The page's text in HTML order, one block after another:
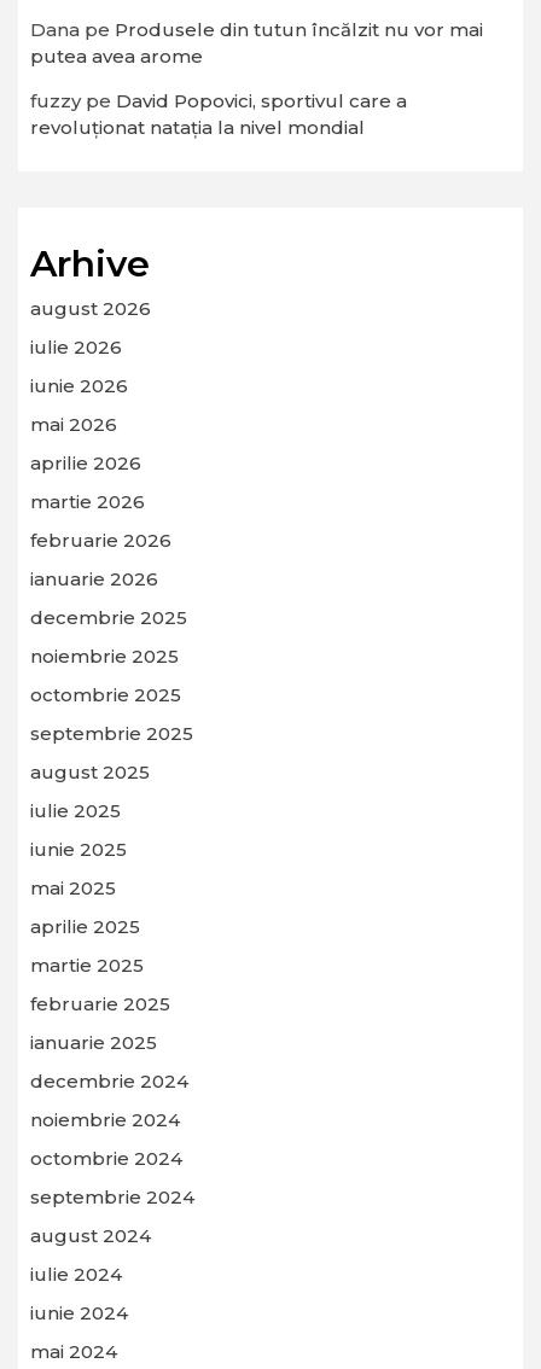
Dana pe Produsele din tutun încălzit nu vor mai
putea avea arome
fuzzype David Popovici, sportivul care a
revoluționat natația la nivel mondial
Arhive
august 2026
iulie 2026
iunie 2026
mai 2026
aprilie 2026
martie 2026
februarie 2026
ianuarie 2026
decembrie 2025
noiembrie 2025
octombrie 2025
septembrie 2025
august 2025
iulie 2025
iunie 2025
mai 2025
aprilie 2025
martie 2025
februarie 2025
ianuarie 2025
decembrie 2024
noiembrie 2024
octombrie 2024
septembrie 2024
august 2024
iulie 2024
iunie 2024
mai 2024